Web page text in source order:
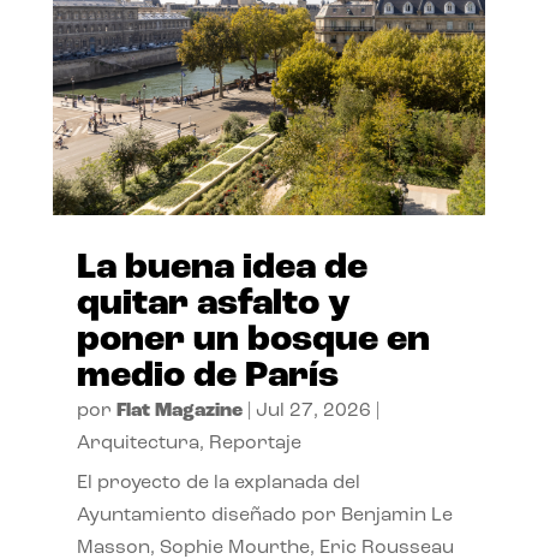
La buena idea de
quitar asfalto y
poner un bosque en
medio de París
por Flat Magazine| Jul 27, 2026
Arquitectura, Reportaje
El proyecto de la explanada del
Ayuntamiento diseñado por Benjamin Le
Masson, Sophie Mourthe, Eric Rousseau